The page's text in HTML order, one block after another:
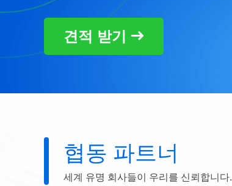
견적 받기
협동 파트너
세계 유명 회사들이 우리를 신뢰합니다.